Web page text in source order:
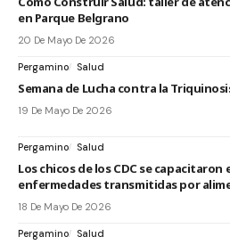
en Parque Belgrano
20 De Mayo De 2026
Pergamino Salud
Semana de Lucha contra la
19 De Mayo De 2026
Pergamino Salud
Los chicos de los CDC se capacitaron
enfermedades transmitidas por
18 De Mayo De 2026
Pergamino Salud